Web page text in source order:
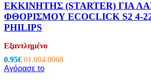
ΕΚΚΙΝΗΤΗΣ (STARTER) ΓΙΑ
ΦΘΟΡΙΣΜΟΥ ECOCLICK S2 4-
PHILIPS
Εξαντλημένο
0.95€ 01.004.0068
Αγόρασε το